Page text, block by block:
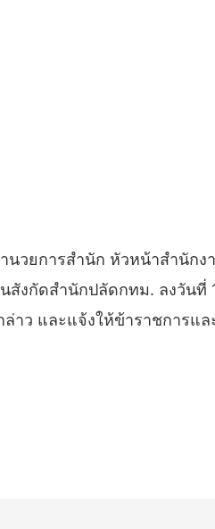
วยการสำนัก หัวหน้าสำนัก
งกัดสำนักปลัดกทม. ลงวันที่
ว และแจ้งให้ข้าราชการแ